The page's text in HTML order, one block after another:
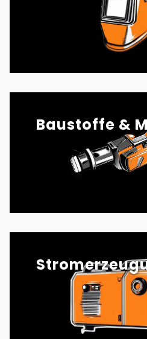
Baustoffe &